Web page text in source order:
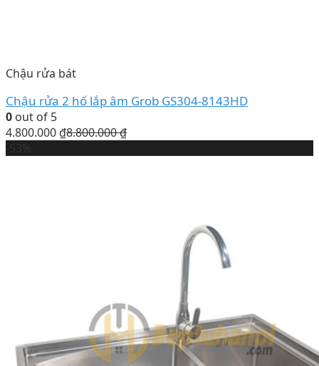
Chậu rửa bát
Chậu rửa 2 hố lắp âm Grob GS304-8143HD
0 out of 5
4.800.000 ₫8.800.000₫